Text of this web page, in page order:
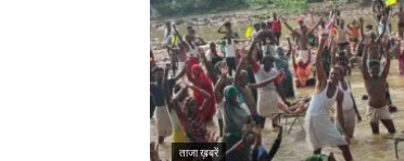
ताजा ख़बरें